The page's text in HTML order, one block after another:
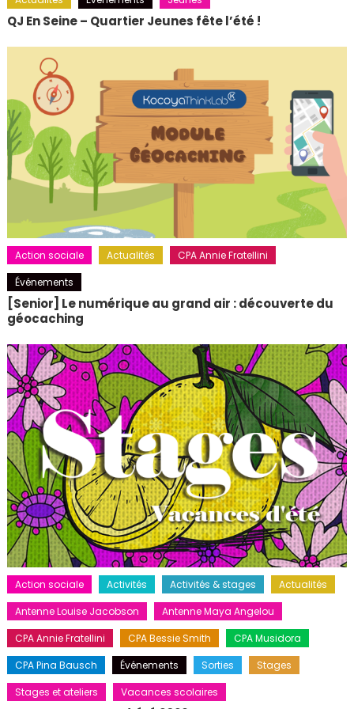
QJ En Seine – Quartier Jeunes fête l’été !
Action sociale Actualités
CPA Annie Fratellini
Événements
[Senior] Le numérique au grand air : découverte du
géocaching
Action sociale Activités Activités & stages
Actualités
Antenne Louise Jacobson
Antenne Maya Angelou
CPA Annie Fratellini
CPA Bessie Smith
CPA Musidora
CPA Pina Bausch
Événements Sorties
Stages
Stages et ateliers
Vacances scolaires